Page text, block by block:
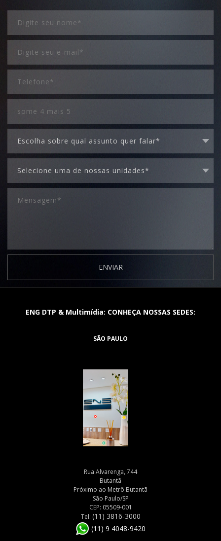
ENVIAR
ENG DTP & Multimídia: CONHEÇA NOSSAS SEDES:
SÃO PAULO
Rua Alvarenga, 744
Butantã
Próximo ao Metrô Butantã
São Paulo/SP
CEP: 05509-001
Tel: (11) 3816-3000
(11) 9 4048-9420